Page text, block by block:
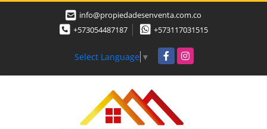
info@propiedadesenventa.com.co
+573054487187
+573117031515
Select Language ▼ FacebookInstagram